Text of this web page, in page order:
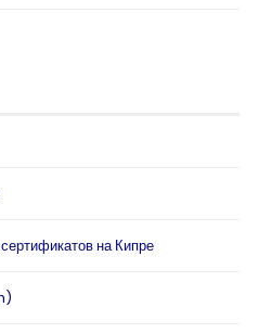
на Кипре